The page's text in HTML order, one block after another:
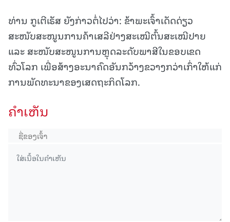
ທ່ານ ກູເຕີເຣັສ ຍັງກ່າວຕໍ່ໄປວ່າ: ຂ້າພະເຈົ້າເດັດດ່ຽວ
ສະໜັບສະໜູນການຄ້າເສລີຢ່າງສະເໝີຕົ້ນສະເໝີປາຍ
ແລະ ສະໜັບສະໜູນການຫຼຸດລະດັບພາສີໃນຂອບເຂດ
ທົ່ວໂລກ ເພື່ອສ້າງອະນາຄົດອັນກວ້າງຂວາງກວ່າເກົ່າໃຫ້ແກ່
ການພັດທະນາຂອງເສດຖະກິດໂລກ.
ຄໍາເຫັນ